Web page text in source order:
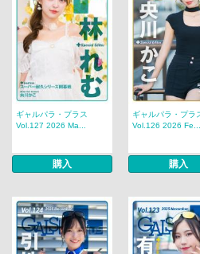
ギャルパラ・プラス
Vol.127 2026 Ma...
購入
ギャルパラ・プラ
Vol.126 2026 Fe...
購入